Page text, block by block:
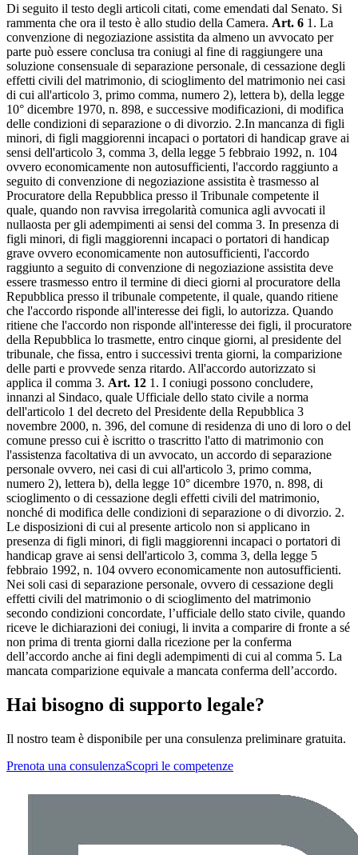
Di seguito il testo degli articoli citati, come emendati dal Senato. Si
rammenta che ora il testo è allo studio della Camera. Art. 6 1. La
convenzione di negoziazione assistita da almeno un avvocato per
parte può essere conclusa tra coniugi al fine di raggiungere una
soluzione consensuale di separazione personale, di cessazione degli
effetti civili del matrimonio, di scioglimento del matrimonio nei casi
di cui all'articolo 3, primo comma, numero 2), lettera b), della legge
10° dicembre 1970, n. 898, e successive modificazioni, di modifica
delle condizioni di separazione o di divorzio. 2.In mancanza di figli
minori, di figli maggiorenni incapaci o portatori di handicap grave ai
sensi dell'articolo 3, comma 3, della legge 5 febbraio 1992, n. 104
ovvero economicamente non autosufficienti, l'accordo raggiunto a
seguito di convenzione di negoziazione assistita è trasmesso al
Procuratore della Repubblica presso il Tribunale competente il
quale, quando non ravvisa irregolarità comunica agli avvocati il
nullaosta per gli adempimenti ai sensi del comma 3. In presenza di
figli minori, di figli maggiorenni incapaci o portatori di handicap
grave ovvero economicamente non autosufficienti, l'accordo
raggiunto a seguito di convenzione di negoziazione assistita deve
essere trasmesso entro il termine di dieci giorni al procuratore della
Repubblica presso il tribunale competente, il quale, quando ritiene
che l'accordo risponde all'interesse dei figli, lo autorizza. Quando
ritiene che l'accordo non risponde all'interesse dei figli, il procuratore
della Repubblica lo trasmette, entro cinque giorni, al presidente del
tribunale, che fissa, entro i successivi trenta giorni, la comparizione
delle parti e provvede senza ritardo. All'accordo autorizzato si
applica il comma 3. Art. 12 1. I coniugi possono concludere,
innanzi al Sindaco, quale Ufficiale dello stato civile a norma
dell'articolo 1 del decreto del Presidente della Repubblica 3
novembre 2000, n. 396, del comune di residenza di uno di loro o del
comune presso cui è iscritto o trascritto l'atto di matrimonio con
l'assistenza facoltativa di un avvocato, un accordo di separazione
personale ovvero, nei casi di cui all'articolo 3, primo comma,
numero 2), lettera b), della legge 10° dicembre 1970, n. 898, di
scioglimento o di cessazione degli effetti civili del matrimonio,
nonché di modifica delle condizioni di separazione o di divorzio. 2.
Le disposizioni di cui al presente articolo non si applicano in
presenza di figli minori, di figli maggiorenni incapaci o portatori di
handicap grave ai sensi dell'articolo 3, comma 3, della legge 5
febbraio 1992, n. 104 ovvero economicamente non autosufficienti.
Nei soli casi di separazione personale, ovvero di cessazione degli
effetti civili del matrimonio o di scioglimento del matrimonio
secondo condizioni concordate, l’ufficiale dello stato civile, quando
riceve le dichiarazioni dei coniugi, li invita a comparire di fronte a sé
non prima di trenta giorni dalla ricezione per la conferma
dell’accordo anche ai fini degli adempimenti di cui al comma 5. La
mancata comparizione equivale a mancata conferma dell’accordo.
Hai bisogno di supporto legale?
Il nostro team è disponibile per una consulenza preliminare gratuita.
Prenota una consulenzaScopri le competenze